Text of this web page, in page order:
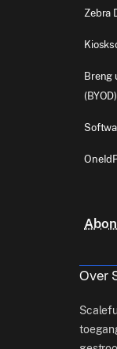
Zebra
Breng
(BYOD)
Over